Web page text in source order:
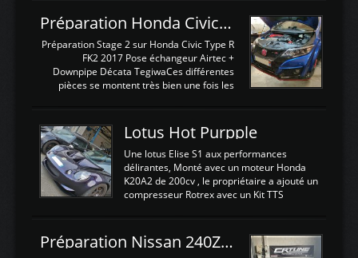
d'envoyer l'information de la large bande
dans le boitier. sydney sweeney deepfake
La sortie 0-5V de l'afr sera connectée sur
l'entrée AN Volt 8 et GndAN pour
Analogique, et Volt car l'information est une
tension (Pas une résistance variable d'un
est temps de brancher le ...
Préparation Honda Civic Type R FK2
Préparation Stage 2 sur Honda Civic Type R
FK2 2017 Pose échangeur Airtec +
Downpipe Décata TegiwaCes différentes
pièces se montent très bien une fois les
légere découpe du plastique inferieur,
negénant en rien la structure ou le
fonctionnement du fond plat. Une
reprogrammation Stage 2 est faite sur le
calculateur d'origine. Une alternative
économique au passage sur Hondata
d'origine 310cv et 400Nn , Une fois
reprogrammé et les ...
Lotus Hot Purpple
Une lotus Elise S1 aux performances
délirantes, Monté avec un moteur Honda
K20A2 de 200cv , le propriétaire a ajouté un
compresseur Rotrex avec un Kit TTS
d'augmenter la puissance de son moteur:
un watercooler a été ajouté. 300Cv sans
Préparation Nissan 240Z SR20DET